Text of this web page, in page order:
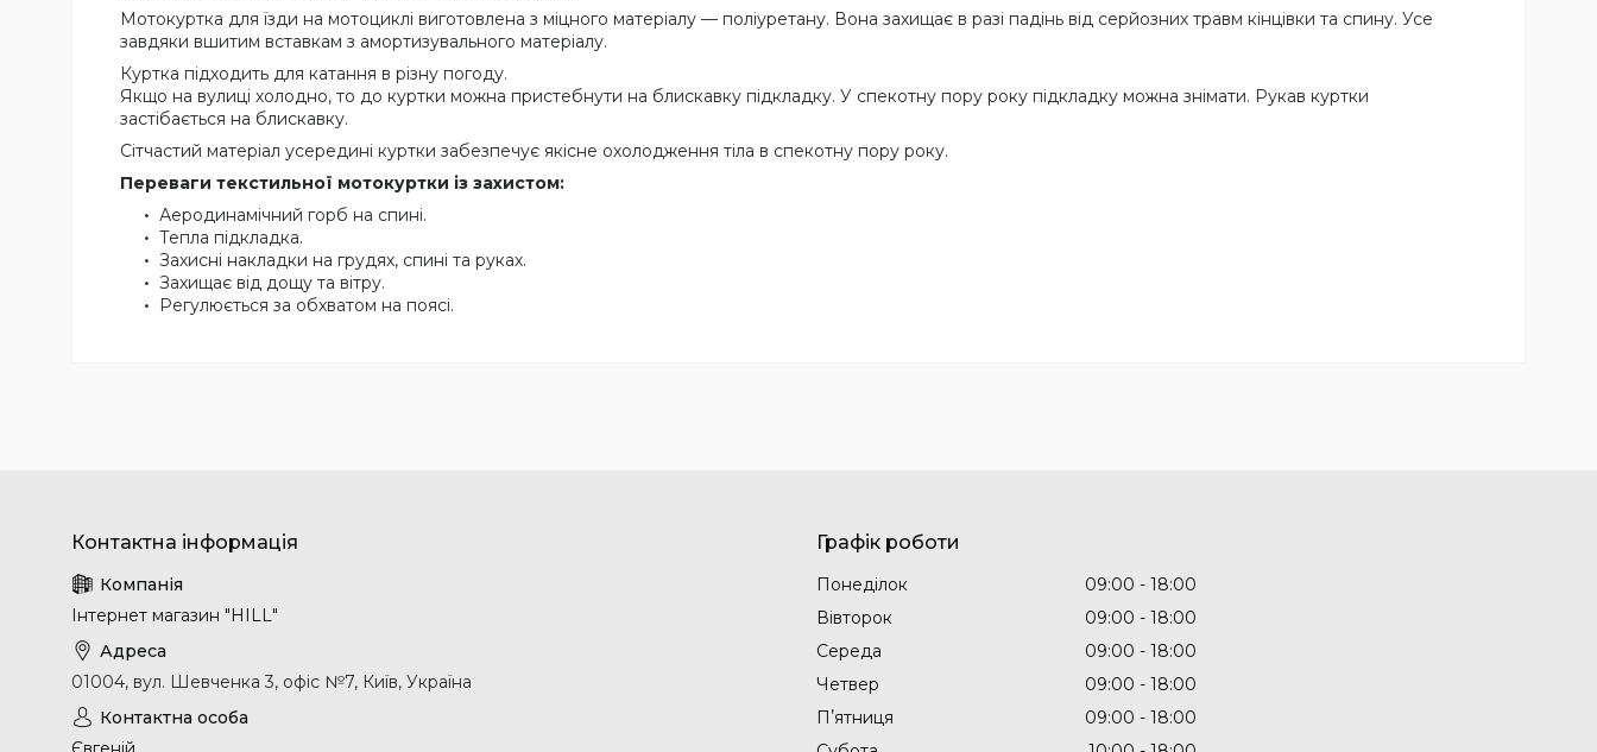
Мотокуртка для їзди на мотоциклі виготовлена з міцного матеріалу — поліуретану. Вона захищає в разі падінь від серйозних травм кінцівки та спину. Усе
завдяки вшитим вставкам з амортизувального матеріалу.
Куртка підходить для катання в різну погоду.
Якщо на вулиці холодно, то до куртки можна пристебнути на блискавку підкладку. У спекотну пору року підкладку можна знімати. Рукав куртки
застібається на блискавку.
Сітчастий матеріал усередині куртки забезпечує якісне охолодження тіла в спекотну пору року.
Переваги текстильної мотокуртки із захистом:
Аеродинамічний горб на спині.
Тепла підкладка.
Захисні накладки на грудях, спині та руках.
Захищає від дощу та вітру.
Регулюється за обхватом на поясі.
Інтернет магазин "HILL"
01004, вул. Шевченка 3, офіс №7, Київ, Україна
Графік роботи
Понеділок 09:00
18:00
Вівторок
09:00
18:00
Середа
09:00
18:00
Четвер
09:00
18:00
Пʼятниця
09:00
18:00